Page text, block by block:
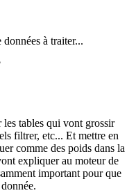
à traiter...
les tables qui vont grossir
filtrer, etc... Et mettre en
comme des poids dans la
expliquer au moteur de
important pour que